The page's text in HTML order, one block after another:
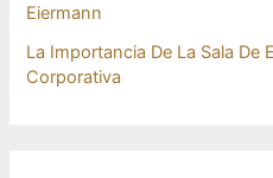
Eiermann
La Importancia De La Sala De
Corporativa